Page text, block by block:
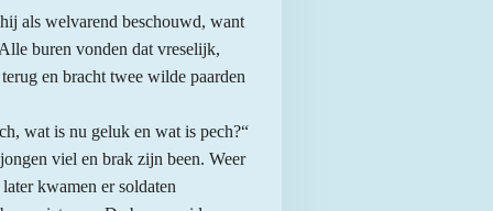
als welvarend beschouwd, want
buren vonden dat vreselijk,
en bracht twee wilde paarden
wat is nu geluk en wat is pech?“
viel en brak zijn been. Weer
kwamen er soldaten